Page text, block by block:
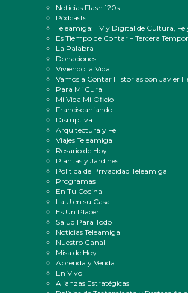
Noticias Flash 120s
Pódcasts
Teleamiga: TV y Digital de Cultura, Fe
Es Tiempo de Contar – Tercera
La Palabra
Donaciones
Viviendo la Vida
Vamos a Contar Historias con Javier
Para Mi Cura
Mi Vida Mi Oficio
Franciscaniando
Disruptiva
Arquitectura y Fe
Viajes Teleamiga
Rosario de Hoy
Plantas y Jardines
Política de Privacidad Teleamiga
Programas
En Tu Cocina
La U en su Casa
Es Un Placer
Salud Para Todo
Noticias Teleamiga
Nuestro Canal
Misa de Hoy
Aprenda y Venda
En Vivo
Alianzas Estratégicas